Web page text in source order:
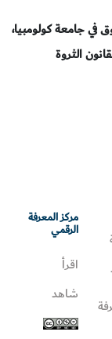
في جامعة كولومبيا،
الثروة
مركز المعرفة
الرقمي
اقرأ
شاهد